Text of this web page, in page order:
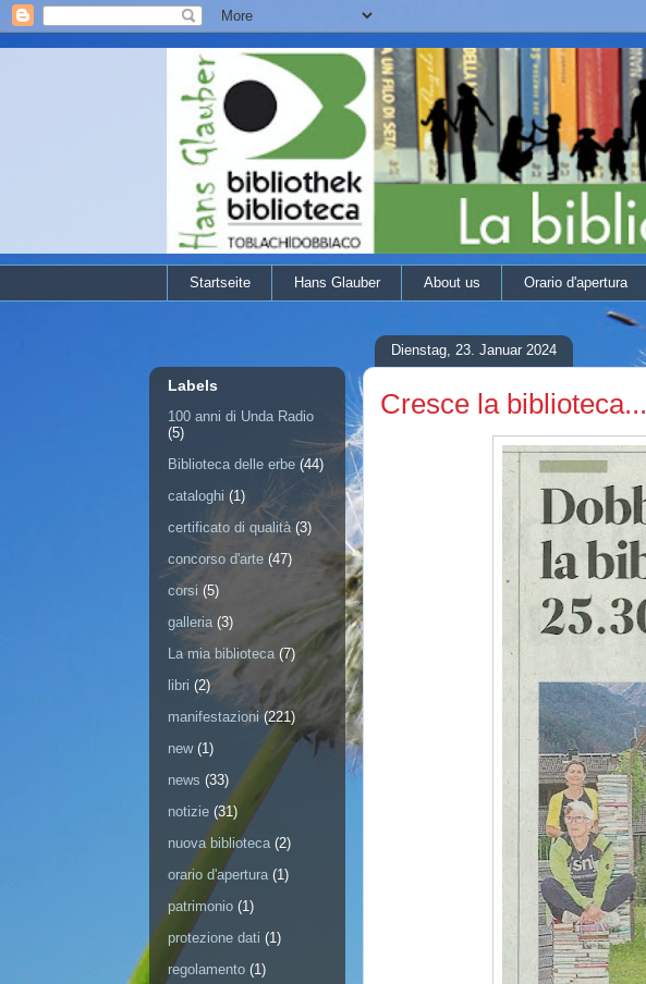
Startseite Hans Glauber About us Orario d'apertura
Dienstag, 23. Januar 2024
Cresce la biblioteca...
Labels
100 anni di Unda Radio
(5)
Biblioteca delle erbe (44)
cataloghi (1)
certificato di qualità (3)
concorso d'arte (47)
corsi (5)
galleria (3)
La mia biblioteca (7)
libri (2)
manifestazioni (221)
new (1)
news (33)
notizie (31)
nuova biblioteca (2)
orario d'apertura (1)
patrimonio (1)
protezione dati (1)
regolamento (1)